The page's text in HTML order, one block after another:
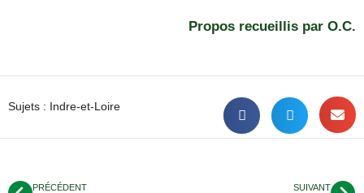
Propos recueillis par O.C.
Sujets : Indre-et-Loire
PRÉCÉDENT SUIVANT